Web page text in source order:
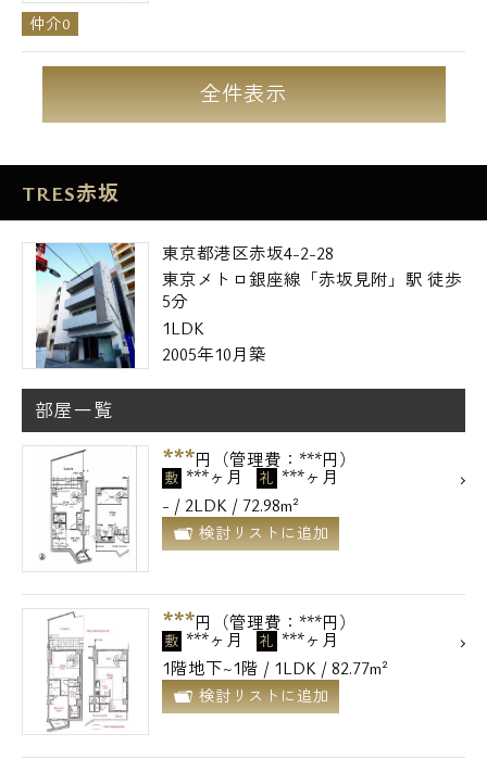
仲介0
全件表示
TRES赤坂
東京都港区赤坂4-2-28
東京メトロ銀座線「赤坂見附」駅 徒歩
5分
1LDK
2005年10月築
部屋一覧
***円（管理費：***円）
敷 ***ヶ月 礼 ***ヶ月
- / 2LDK / 72.98m²
検討リストに追加
***円（管理費：***円）
敷 ***ヶ月 礼 ***ヶ月
1階地下~1階 / 1LDK / 82.77m²
検討リストに追加